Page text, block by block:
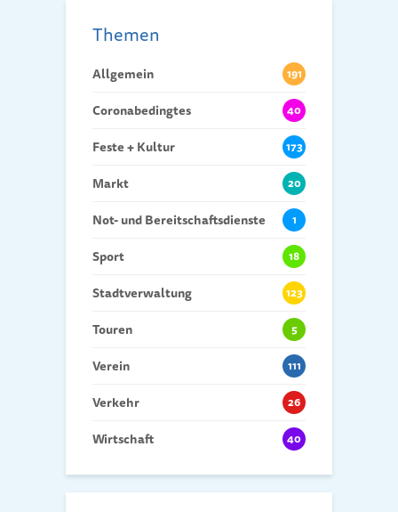
Themen
Allgemein 191
Coronabedingtes 40
Feste + Kultur 173
Markt 20
Not- und Bereitschaftsdienste 1
Sport 18
Stadtverwaltung 123
Touren 5
Verein 111
Verkehr 26
Wirtschaft 40